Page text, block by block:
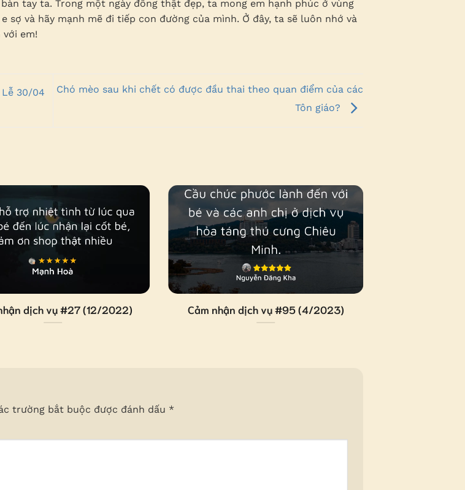
tay ta. Trong một ngày đông thật đẹp, ta mong em hạnh phúc ở vùng
sợ và hãy mạnh mẽ đi tiếp con đường của mình. Ở đây, ta sẽ luôn nhớ và
em!
30/04
Chó mèo sau khi chết có được đầu thai theo quan điểm của các
Tôn giáo?
dịch vụ #27 (12/2022) Cảm nhận dịch vụ #95 (4/2023)
trường bắt buộc được đánh dấu *